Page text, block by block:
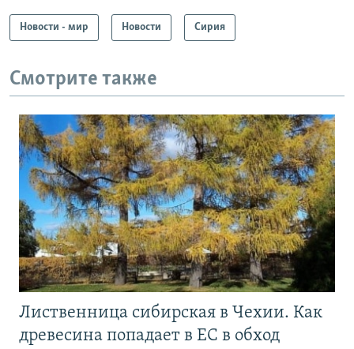
Новости - мир Новости Сирия
Смотрите также
Лиственница сибирская в Чехии. Как
древесина попадает в ЕС в обход